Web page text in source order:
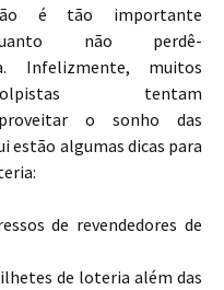
é tão importante
não perdê-
Infelizmente, muitos
tentam
o sonho das
estão algumas dicas para
de revendedores de
de loteria além das